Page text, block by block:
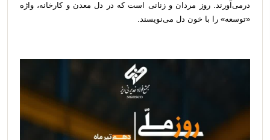
درمی‌آورند. روز مردان و زنانی است که در دل معدن و کارخانه، واژه
«توسعه» را با خون دل می‌نویسند.